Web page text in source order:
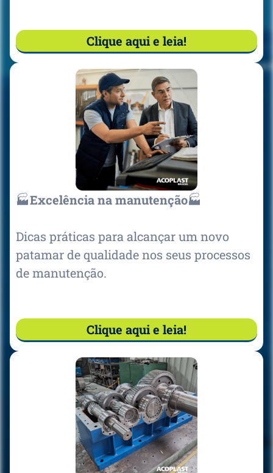
Clique aqui e leia!
🏭Excelência na manutenção🏭
Dicas práticas para alcançar um novo
patamar de qualidade nos seus processos
de manutenção.
Clique aqui e leia!